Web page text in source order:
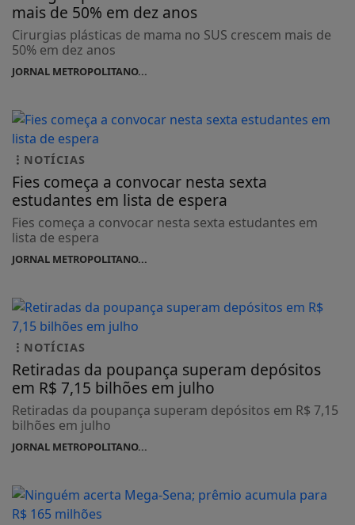
mais de 50% em dez anos
Cirurgias plásticas de mama no SUS crescem mais de
50% em dez anos
JORNAL METROPOLITANO...
NOTÍCIAS
Fies começa a convocar nesta sexta
estudantes em lista de espera
Fies começa a convocar nesta sexta estudantes em
lista de espera
JORNAL METROPOLITANO...
NOTÍCIAS
Retiradas da poupança superam depósitos
em R$ 7,15 bilhões em julho
Retiradas da poupança superam depósitos em R$ 7,15
bilhões em julho
JORNAL METROPOLITANO...